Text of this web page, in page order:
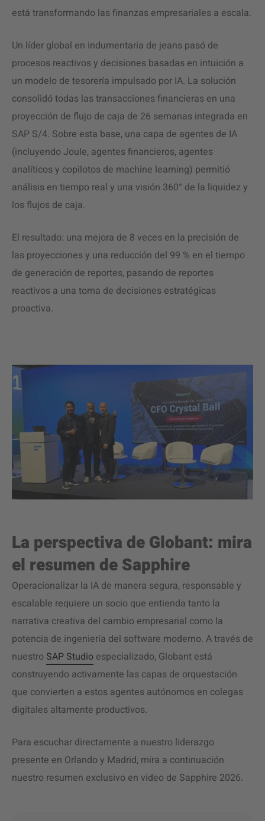
está transformando las finanzas empresariales a escala.
Un líder global en indumentaria de jeans pasó de
procesos reactivos y decisiones basadas en intuición a
un modelo de tesorería impulsado por IA. La solución
consolidó todas las transacciones financieras en una
proyección de flujo de caja de 26 semanas integrada en
SAP S/4. Sobre esta base, una capa de agentes de IA
(incluyendo Joule, agentes financieros, agentes
analíticos y copilotos de machine learning) permitió
análisis en tiempo real y una visión 360° de la liquidez y
los flujos de caja.
El resultado: una mejora de 8 veces en la precisión de
las proyecciones y una reducción del 99 % en el tiempo
de generación de reportes, pasando de reportes
reactivos a una toma de decisiones estratégicas
proactiva.
La perspectiva de Globant: mira
el resumen de Sapphire
Operacionalizar la IA de manera segura, responsable y
escalable requiere un socio que entienda tanto la
narrativa creativa del cambio empresarial como la
potencia de ingeniería del software moderno. A través de
nuestro SAP Studio especializado, Globant está
construyendo activamente las capas de orquestación
que convierten a estos agentes autónomos en colegas
digitales altamente productivos.
Para escuchar directamente a nuestro liderazgo
presente en Orlando y Madrid, mira a continuación
nuestro resumen exclusivo en video de Sapphire 2026.